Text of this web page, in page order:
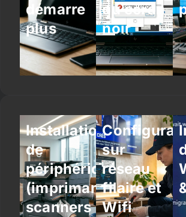
démarre
plus
ou écran
noir
Installation
de
périphériques
(imprimantes,
scanners
sur
réseau
filaire et
Wifi